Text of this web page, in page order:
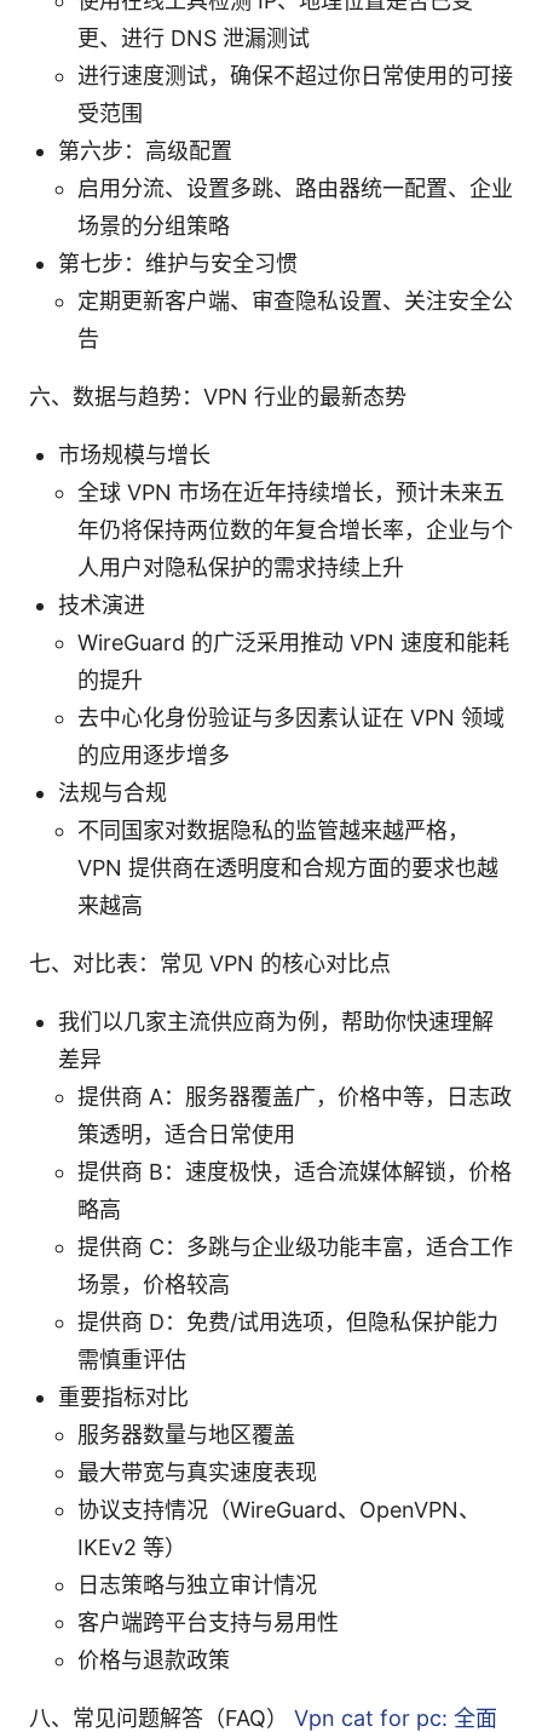
更、进行 DNS 泄漏测试
进行速度测试，确保不超过你日常使用的可接
受范围
第六步：高级配置
启用分流、设置多跳、路由器统一配置、企业
场景的分组策略
第七步：维护与安全习惯
定期更新客户端、审查隐私设置、关注安全公
告
六、数据与趋势：VPN 行业的最新态势
市场规模与增长
全球 VPN 市场在近年持续增长，预计未来五
年仍将保持两位数的年复合增长率，企业与个
人用户对隐私保护的需求持续上升
技术演进
WireGuard 的广泛采用推动 VPN 速度和能耗
的提升
去中心化身份验证与多因素认证在 VPN 领域
的应用逐步增多
法规与合规
不同国家对数据隐私的监管越来越严格，
VPN 提供商在透明度和合规方面的要求也越
来越高
七、对比表：常见 VPN 的核心对比点
我们以几家主流供应商为例，帮助你快速理解
差异
提供商 A：服务器覆盖广，价格中等，日志政
策透明，适合日常使用
提供商 B：速度极快，适合流媒体解锁，价格
略高
提供商 C：多跳与企业级功能丰富，适合工作
场景，价格较高
提供商 D：免费/试用选项，但隐私保护能力
需慎重评估
重要指标对比
服务器数量与地区覆盖
最大带宽与真实速度表现
协议支持情况（WireGuard、OpenVPN、
IKEv2 等）
日志策略与独立审计情况
客户端跨平台支持与易用性
价格与退款政策
八、常见问题解答（FAQ） Vpn cat for pc: 全面